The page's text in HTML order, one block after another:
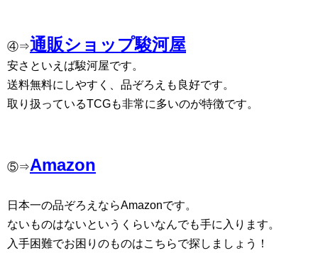
④⇒通販ショップ駿河屋
安さといえば駿河屋です。
送料無料にしやすく、品ぞろえも良好です。
取り扱っているTCGも非常に多いのが特徴です。
⑤⇒Amazon
日本一の品ぞろえならAmazonです。
ないものはないというくらいなんでも手に入ります。
入手困難でお困りのものはこちらで探しましょう！